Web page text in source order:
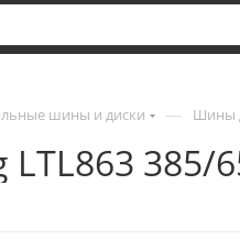
шины и диски — Шины
LTL863 385/